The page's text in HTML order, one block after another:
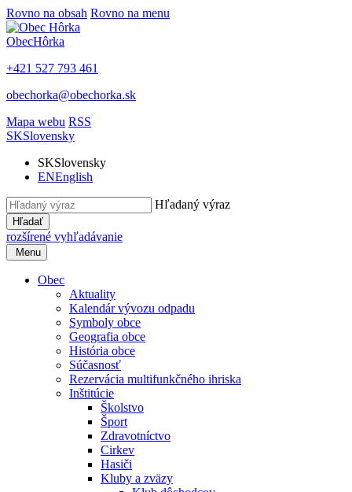
Rovno na obsah Rovno na menu
ObecHôrka
+421 527 793 461
obechorka@obechorka.sk
Mapa webu RSS
SKSlovensky
SKSlovensky
ENEnglish
Hľadaný výraz
Hľadať
rozšírené vyhľadávanie
Menu
Obec
Aktuality
Kalendár vývozu odpadu
Symboly obce
Geografia obce
História obce
Súčasnosť
Rezervácia multifunkčného ihriska
Inštitúcie
Školstvo
Šport
Zdravotníctvo
Cirkev
Hasiči
Kluby a zväzy